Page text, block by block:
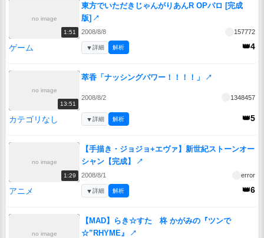
no image
1:51
東方でいただきじゃんがりあんR OPパロ [完成
版] ↗
2008/8/8 157772
ゲーム 👑4
▼詳細 解析
no image
13:51
萃香「ナッシングパワー！！！！」 ↗
2008/8/2 1348457
カテゴリなし 👑5
▼詳細 解析
no image
1:29
【手描き・ジョジョ+エヴァ】新世紀ストーンオー
シャン【完成】
↗
2008/8/1 error
アニメ 👑6
▼詳細 解析
no image
【MAD】らき☆すた 柊 かがみの『ツンで
☆”RHYME』
↗